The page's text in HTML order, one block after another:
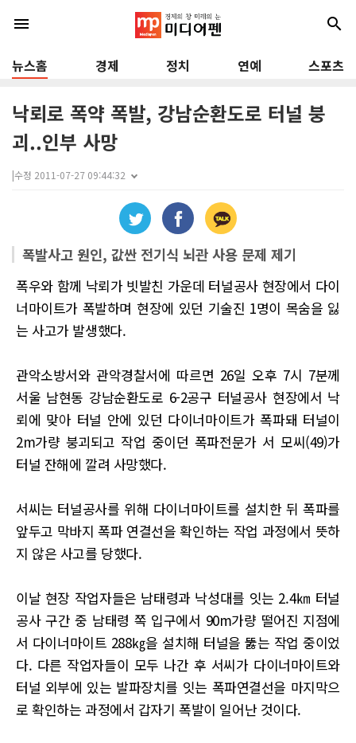
menu search
뉴스홈 경제 정치 연예 스포츠
낙뢰로 폭약 폭발, 강남순환도로 터널 붕
괴..인부 사망
|수정 2011-07-27 09:44:32
폭발사고 원인, 값싼 전기식 뇌관 사용 문제 제기
폭우와 함께 낙뢰가 빗발친 가운데 터널공사 현장에서 다이
너마이트가 폭발하며 현장에 있던 기술진 1명이 목숨을 잃
는 사고가 발생했다.
관악소방서와 관악경찰서에 따르면 26일 오후 7시 7분께
서울 남현동 강남순환도로 6-2공구 터널공사 현장에서 낙
뢰에 맞아 터널 안에 있던 다이너마이트가 폭파돼 터널이
2m가량 붕괴되고 작업 중이던 폭파전문가 서 모씨(49)가
터널 잔해에 깔려 사망했다.
서씨는 터널공사를 위해 다이너마이트를 설치한 뒤 폭파를
앞두고 막바지 폭파 연결선을 확인하는 작업 과정에서 뜻하
지 않은 사고를 당했다.
이날 현장 작업자들은 남태령과 낙성대를 잇는 2.4㎞ 터널
공사 구간 중 남태령 쪽 입구에서 90m가량 떨어진 지점에
서 다이너마이트 288㎏을 설치해 터널을 뚫는 작업 중이었
다. 다른 작업자들이 모두 나간 후 서씨가 다이너마이트와
터널 외부에 있는 발파장치를 잇는 폭파연결선을 마지막으
로 확인하는 과정에서 갑자기 폭발이 일어난 것이다.